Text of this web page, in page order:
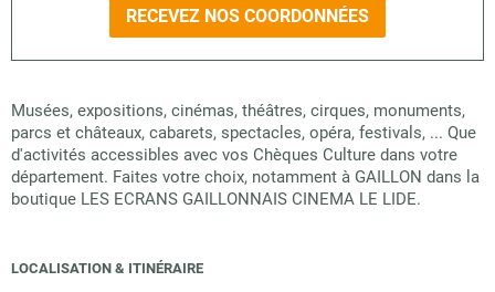
RECEVEZ NOS COORDONNÉES
Musées, expositions, cinémas, théâtres, cirques, monuments,
parcs et châteaux, cabarets, spectacles, opéra, festivals, ... Que
d'activités accessibles avec vos Chèques Culture dans votre
département. Faites votre choix, notamment à GAILLON dans la
boutique LES ECRANS GAILLONNAIS CINEMA LE LIDE.
LOCALISATION & ITINÉRAIRE